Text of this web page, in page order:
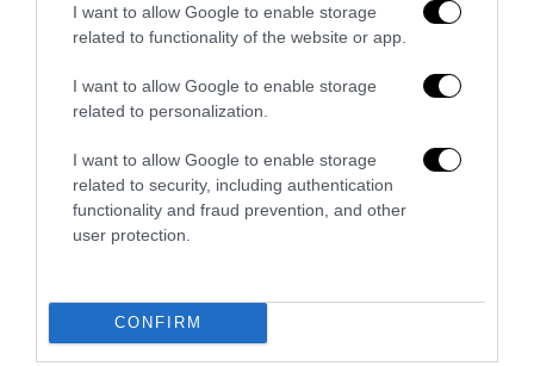
I want to allow Google to enable storage
related to functionality of the website or app.
I want to allow Google to enable storage
related to personalization.
I want to allow Google to enable storage
related to security, including authentication
functionality and fraud prevention, and other
user protection.
CONFIRM
La Camera boccia il patentino antifascista per parlare a
5 Agosto 2026